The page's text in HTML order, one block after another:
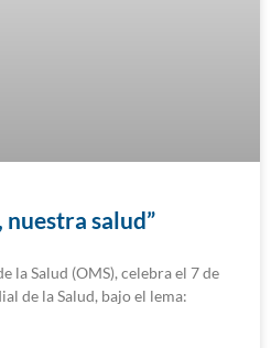
salud”
la Salud (OMS), celebra el 7 de
de la Salud, bajo el lema: